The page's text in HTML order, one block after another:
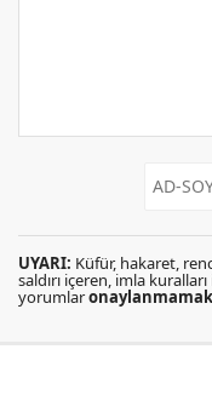
UYARI: Küfür, hakaret,
saldırı içeren, imla
yorumlar